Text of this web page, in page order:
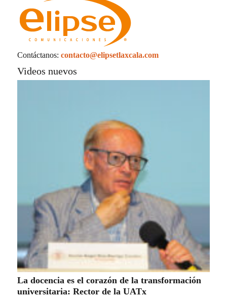
Contáctanos: contacto@elipsetlaxcala.com
Videos nuevos
La docencia es el corazón de la transformación
universitaria: Rector de la UATx